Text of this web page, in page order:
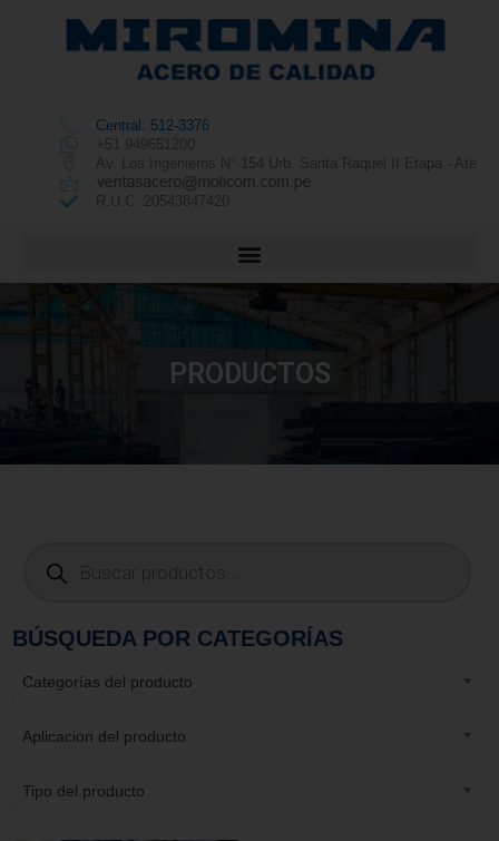
Central: 512-3376
+51 949651200
Av. Los Ingenieros N° 154 Urb. Santa Raquel II Etapa - Ate
R.U.C. 20543847420
PRODUCTOS
BÚSQUEDA POR CATEGORÍAS
Categorías del producto
Aplicacion del producto
Tipo del producto